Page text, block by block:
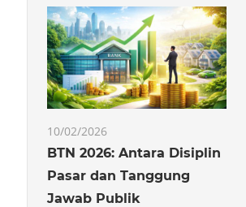
10/02/2026
BTN 2026: Antara Disiplin
Pasar dan Tanggung
Jawab Publik